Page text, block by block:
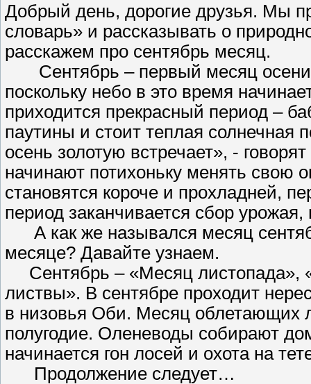
Добрый день, дорогие друзья. Мы
словарь» и рассказывать о
расскажем про сентябрь месяц.
Сентябрь – первый месяц осени.
поскольку небо в это время
приходится прекрасный период –
паутины и стоит теплая солнечная
осень золотую встречает», -
начинают потихоньку менять свою
становятся короче и прохладней,
период заканчивается сбор урожая,
А как же назывался месяц
месяце? Давайте узнаем.
Сентябрь – «Месяц листопада»,
листвы». В сентябре проходит
в низовья Оби. Месяц облетающих
полугодие. Оленеводы собирают
начинается гон лосей и охота на
Продолжение следует…